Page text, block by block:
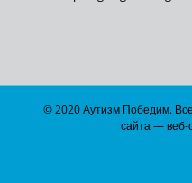
© 2020 Аутизм Победим.
сайта —веб-